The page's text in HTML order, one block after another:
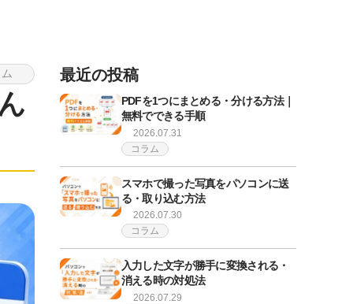
最近の投稿
PDFを1つにまとめる・分ける方法｜
無料でできる手順
2026.07.31
コラム
スマホで撮った写真をパソコンに送
る・取り込む方法
2026.07.30
コラム
入力した文字が勝手に変換される・
消える時の対処法
2026.07.29